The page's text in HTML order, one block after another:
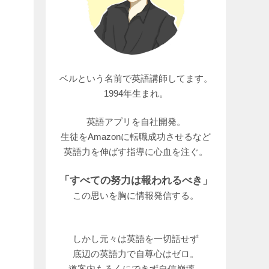
ベルという名前で英語講師してます。
1994年生まれ。
英語アプリを自社開発。
生徒をAmazonに転職成功させるなど
英語力を伸ばす指導に心血を注ぐ。
「すべての努力は報われるべき」
この思いを胸に情報発信する。
しかし元々は英語を一切話せず
底辺の英語力で自尊心はゼロ。